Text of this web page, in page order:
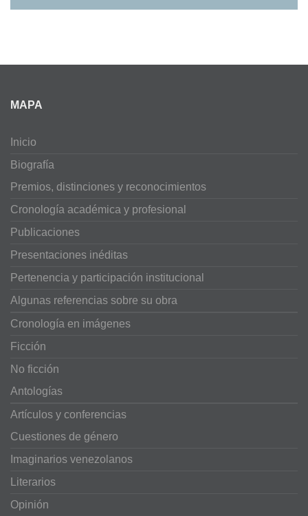
MAPA
Inicio
Biografía
Premios, distinciones y reconocimientos
Cronología académica y profesional
Publicaciones
Presentaciones inéditas
Pertenencia y participación institucional
Algunas referencias sobre su obra
Cronología en imágenes
Ficción
No ficción
Antologías
Artículos y conferencias
Cuestiones de género
Imaginarios venezolanos
Literarios
Opinión